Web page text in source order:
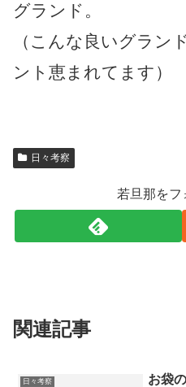
グランド。
（こんな良いグラン
ント恵まれてます）
日々考察
若旦那をフ
関連記事
日々考察 お袋